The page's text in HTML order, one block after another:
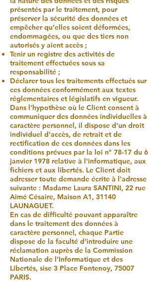
présentés par le traitement, pour
préserver la sécurité des données et
empêcher qu’elles soient déformées,
endommagées, ou que des tiers non
autorisés y aient accès ;
Tenir un registre des activités de
traitement effectuées sous sa
responsabilité ;
Déclarer tous les traitements effectués sur
ces données conformément aux textes
réglementaires et législatifs en vigueur.
Dans l'hypothèse où le Client consent à
communiquer des données individuelles à
caractère personnel, il dispose d'un droit
individuel d'accès, de retrait et de
rectification de ces données dans les
conditions prévues par la loi n° 78-17 du 6
janvier 1978 relative à l'informatique, aux
fichiers et aux libertés. Le Client doit
adresser toute demande écrite à l'adresse
suivante : Madame Laura SANTINI, 22 rue
Aimé Césaire, Maison A1, 31140
LAUNAGUET.
En cas de difficulté pouvant apparaître
dans le traitement des données à
caractère personnel, chaque Partie
dispose de la faculté d’introduire une
réclamation auprès de la Commission
Nationale de l’Informatique et des
Libertés, sise 3 Place Fontenoy, 75007
PARIS.